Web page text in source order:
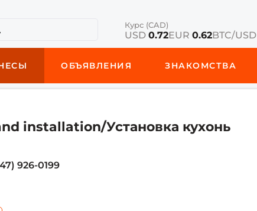
Курс (CAD)
USD 0.72EUR 0.62BTC/USD
ОБЪЯВЛЕНИЯ ЗНАКОМСТВА
installation/Установка кухонь
926-0199